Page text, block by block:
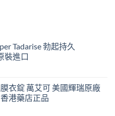
Tadarise 勃起持久
裝進口
衣錠 萬艾可 美國輝瑞原廠
港藥店正品